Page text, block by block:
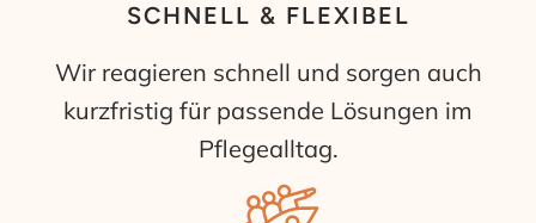
SCHNELL & FLEXIBEL
Wir reagieren schnell und sorgen auch
kurzfristig für passende Lösungen im
Pflegealltag.